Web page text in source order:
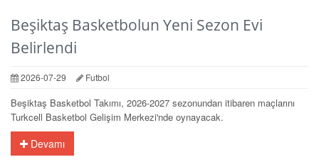
Beşiktaş Basketbolun Yeni Sezon Evi
Belirlendi
2026-07-29 Futbol
Beşiktaş Basketbol Takımı, 2026-2027 sezonundan itibaren maçlarını
Turkcell Basketbol Gelişim Merkezi'nde oynayacak.
Devamı